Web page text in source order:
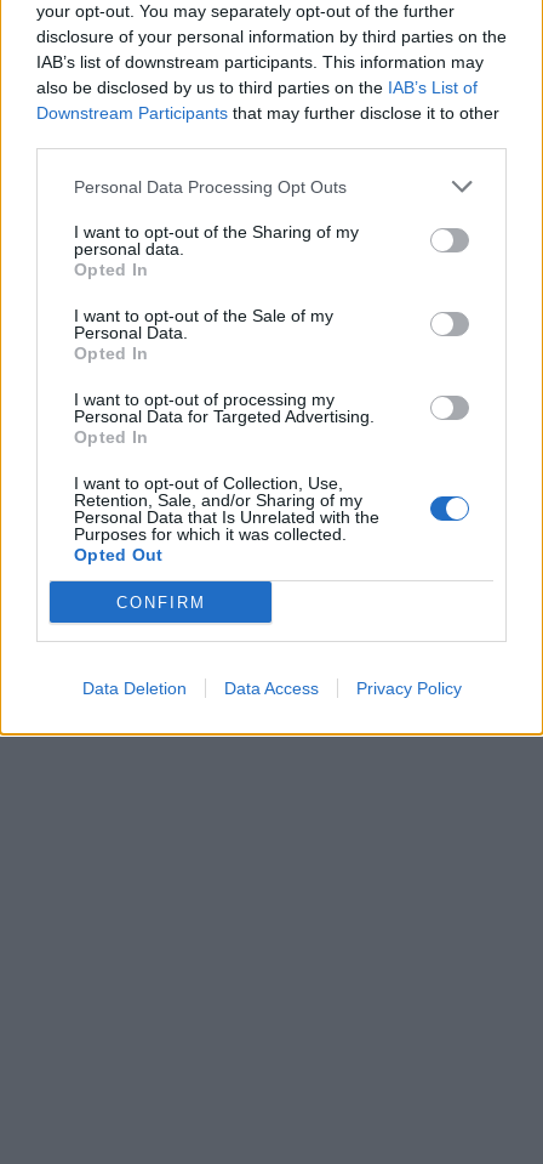
your opt-out. You may separately opt-out of the further
disclosure of your personal information by third parties on the
IAB’s list of downstream participants. This information may
also be disclosed by us to third parties on the IAB’s List of
Downstream Participants that may further disclose it to other
Personal Data Processing Opt Outs
I want to opt-out of the Sharing of my
personal data.
Opted In
I want to opt-out of the Sale of my
Personal Data.
Opted In
I want to opt-out of processing my
Personal Data for Targeted Advertising.
Opted In
I want to opt-out of Collection, Use,
Retention, Sale, and/or Sharing of my
Personal Data that Is Unrelated with the
Purposes for which it was collected.
Opted Out
CONFIRM
Data Deletion Data Access Privacy Policy